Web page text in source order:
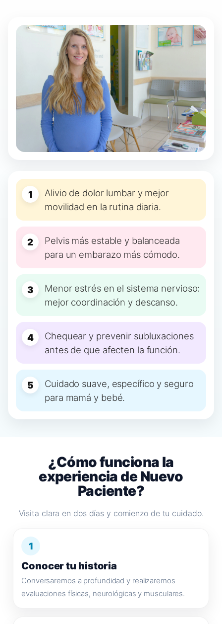
Alivio de dolor lumbar y mejor
movilidad en la rutina diaria.
Pelvis más estable y balanceada
para un embarazo más cómodo.
Menor estrés en el sistema nervioso:
mejor coordinación y descanso.
Chequear y prevenir subluxaciones
antes de que afecten la función.
Cuidado suave, específico y seguro
para mamá y bebé.
¿Cómo funciona la
experiencia de Nuevo
Paciente?
Visita clara en dos días y comienzo de tu cuidado.
1
Conocer tu historia
Conversaremos a profundidad y realizaremos
evaluaciones físicas, neurológicas y musculares.